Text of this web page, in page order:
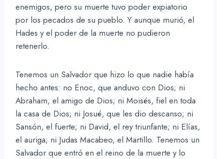
enemigos, pero su muerte tuvo poder expiatorio
por los pecados de su pueblo. Y aunque murió, el
Hades y el poder de la muerte no pudieron
retenerlo.
Tenemos un Salvador que hizo lo que nadie había
hecho antes: no Enoc, que anduvo con Dios; ni
Abraham, el amigo de Dios; ni Moisés, fiel en toda
la casa de Dios; ni Josué, que les dio descanso; ni
Sansón, el fuerte; ni David, el rey triunfante; ni Elías,
el auriga; ni Judas Macabeo, el Martillo. Tenemos un
Salvador que entró en el reino de la muerte y lo